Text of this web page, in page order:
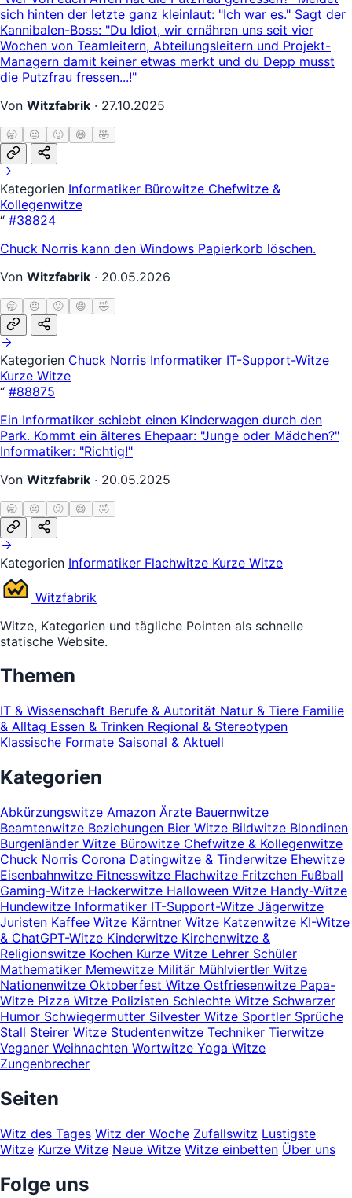
sich hinten der letzte ganz kleinlaut: "Ich war es." Sagt der
Kannibalen-Boss: "Du Idiot, wir ernähren uns seit vier
Wochen von Teamleitern, Abteilungsleitern und Projekt-
Managern damit keiner etwas merkt und du Depp musst
die Putzfrau fressen...!"
Von Witzfabrik · 27.10.2025
🥱 😐 🙂 😄 🤣
Kategorien Informatiker Bürowitze Chefwitze &
Kollegenwitze
“ #38824
Chuck Norris kann den Windows Papierkorb löschen.
Von Witzfabrik · 20.05.2026
🥱 😐 🙂 😄 🤣
Kategorien Chuck Norris Informatiker IT-Support-Witze
Kurze Witze
“ #88875
Ein Informatiker schiebt einen Kinderwagen durch den
Park. Kommt ein älteres Ehepaar: "Junge oder Mädchen?"
Informatiker: "Richtig!"
Von Witzfabrik · 20.05.2025
🥱 😐 🙂 😄 🤣
Kategorien Informatiker Flachwitze Kurze Witze
Witzfabrik
Witze, Kategorien und tägliche Pointen als schnelle
statische Website.
Themen
IT & Wissenschaft Berufe & Autorität Natur & Tiere Familie
& Alltag Essen & Trinken Regional & Stereotypen
Klassische Formate Saisonal & Aktuell
Kategorien
Abkürzungswitze Amazon Ärzte Bauernwitze
Beamtenwitze Beziehungen Bier Witze Bildwitze Blondinen
Burgenländer Witze Bürowitze Chefwitze & Kollegenwitze
Chuck Norris Corona Datingwitze & Tinderwitze Ehewitze
Eisenbahnwitze Fitnesswitze Flachwitze Fritzchen Fußball
Gaming-Witze Hackerwitze Halloween Witze Handy-Witze
Hundewitze Informatiker IT-Support-Witze Jägerwitze
Juristen Kaffee Witze Kärntner Witze Katzenwitze KI-Witze
& ChatGPT-Witze Kinderwitze Kirchenwitze &
Religionswitze Kochen Kurze Witze Lehrer Schüler
Mathematiker Memewitze Militär Mühlviertler Witze
Nationenwitze Oktoberfest Witze Ostfriesenwitze Papa-
Witze Pizza Witze Polizisten Schlechte Witze Schwarzer
Humor Schwiegermutter Silvester Witze Sportler Sprüche
Stall Steirer Witze Studentenwitze Techniker Tierwitze
Veganer Weihnachten Wortwitze Yoga Witze
Zungenbrecher
Seiten
Witz des Tages Witz der Woche Zufallswitz Lustigste
Witze Kurze Witze Neue Witze Witze einbetten Über uns
Folge uns